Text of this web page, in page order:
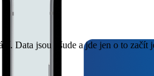
Data jsou všude a jde jen o to